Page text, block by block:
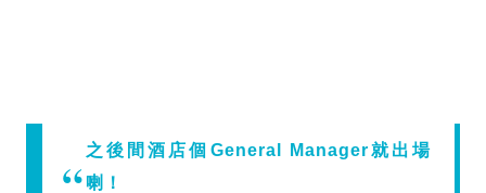
之後間酒店個General Manager就出場
喇！